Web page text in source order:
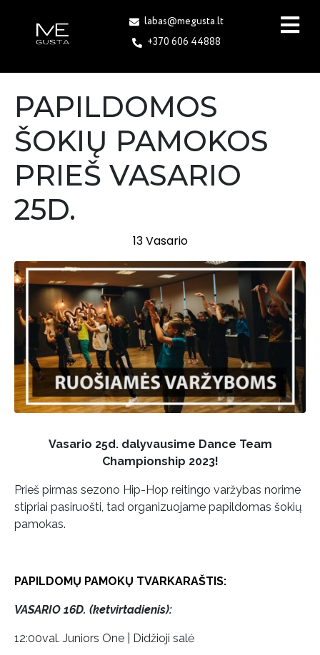
labas@megusta.lt
+370 606 44888
PAPILDOMOS
ŠOKIŲ PAMOKOS
PRIEŠ VASARIO
25D.
13 Vasario
Vasario 25d. dalyvausime Dance Team
Championship 2023!
Prieš pirmas sezono Hip-Hop reitingo varžybas norime
stipriai pasiruošti, tad organizuojame papildomas šokių
pamokas.
PAPILDOMŲ PAMOKŲ TVARKARAŠTIS:
VASARIO 16D. (ketvirtadienis):
12:00val. Juniors One | Didžioji salė